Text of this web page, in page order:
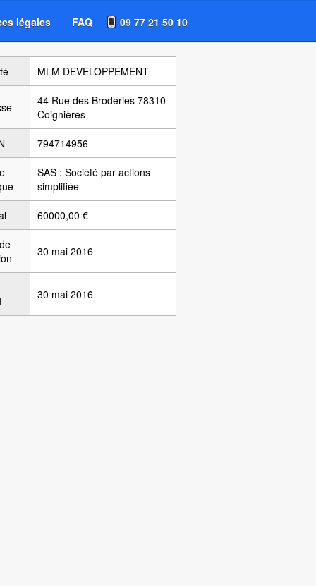
légales FAQ 09 77 21 50 10
MLM DEVELOPPEMENT
44 Rue des Broderies 78310
Coignières
794714956
SAS : Société par actions
simplifiée
60000,00 €
30 mai 2016
30 mai 2016